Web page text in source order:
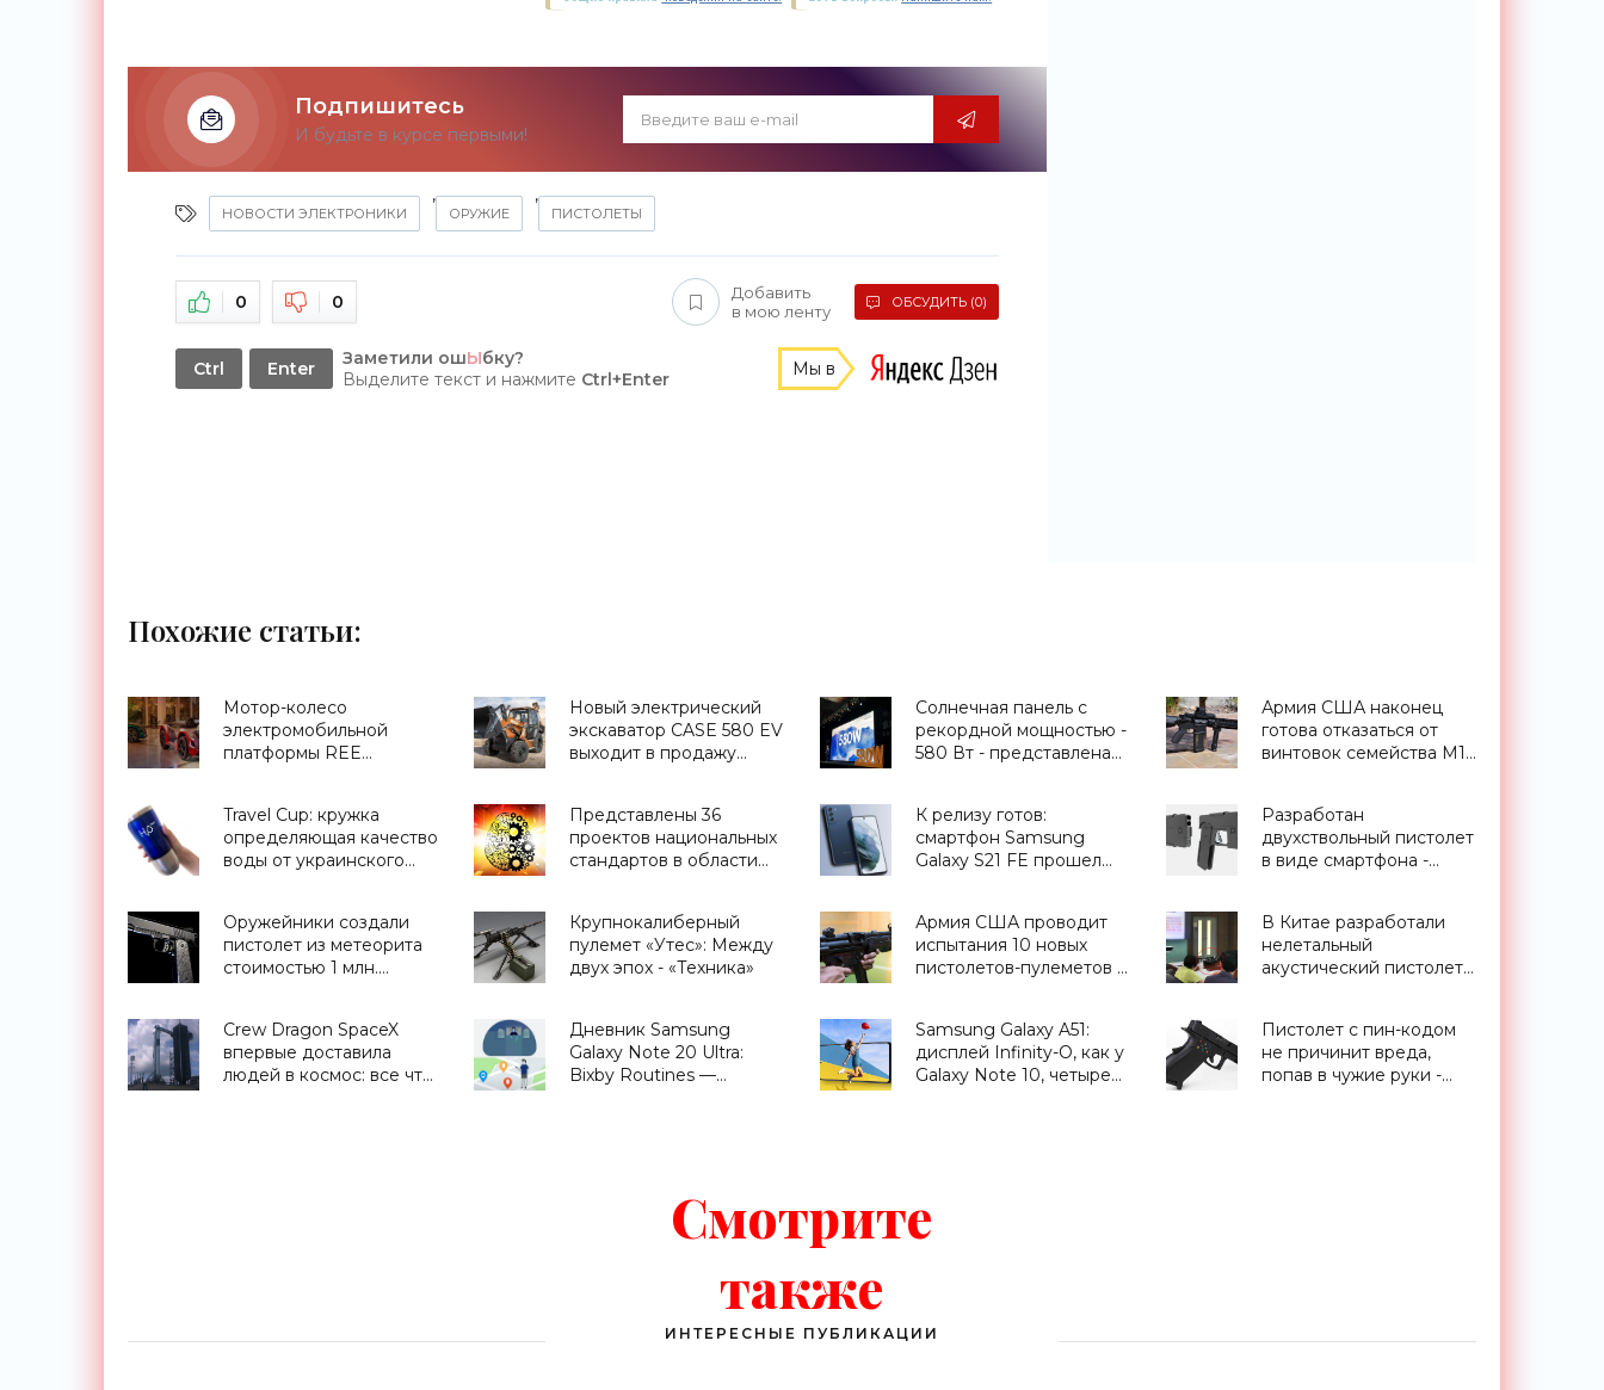
Подпишитесь
И будьте в курсе первыми!
НОВОСТИ ЭЛЕКТРОНИКИ
,
ОРУЖИЕ
,
ПИСТОЛЕТЫ
0 0
Добавить
в мою ленту
ОБСУДИТЬ (0)
Ctrl Enter Заметили ошЫбку?
Выделите текст и нажмите Ctrl+Enter Мы в
Похожие статьи:
Мотор-колесо
электромобильной
платформы REE
«Транспорт»
Новый электрический
экскаватор CASE 580 EV
выходит в продажу
Солнечная панель с
рекордной мощностью -
580 Вт - представлена
Армия США наконец
готова отказаться от
винтовок семейства М16
Travel Cup: кружка
определяющая качество
воды от украинского
Представлены 36
проектов национальных
стандартов в области
К релизу готов:
смартфон Samsung
Galaxy S21 FE прошел
«Смартфоны»
Разработан
двухствольный пистолет
в виде смартфона -
Оружейники создали
пистолет из метеорита
стоимостью 1 млн.
Крупнокалиберный
пулемет «Утес»: Между
двух эпох - «Техника»
Армия США проводит
испытания 10 новых
пистолетов-пулеметов -
В Китае разработали
нелетальный
акустический пистолет
Crew Dragon SpaceX
впервые доставила
людей в космос: все что
Дневник Samsung
Galaxy Note 20 Ultra:
Bixby Routines —
Samsung Galaxy A51:
дисплей Infinity-O, как у
Galaxy Note 10, четыре
Пистолет с пин-кодом
не причинит вреда,
попав в чужие руки -
Смотрите
также
ИНТЕРЕСНЫЕ ПУБЛИКАЦИИ